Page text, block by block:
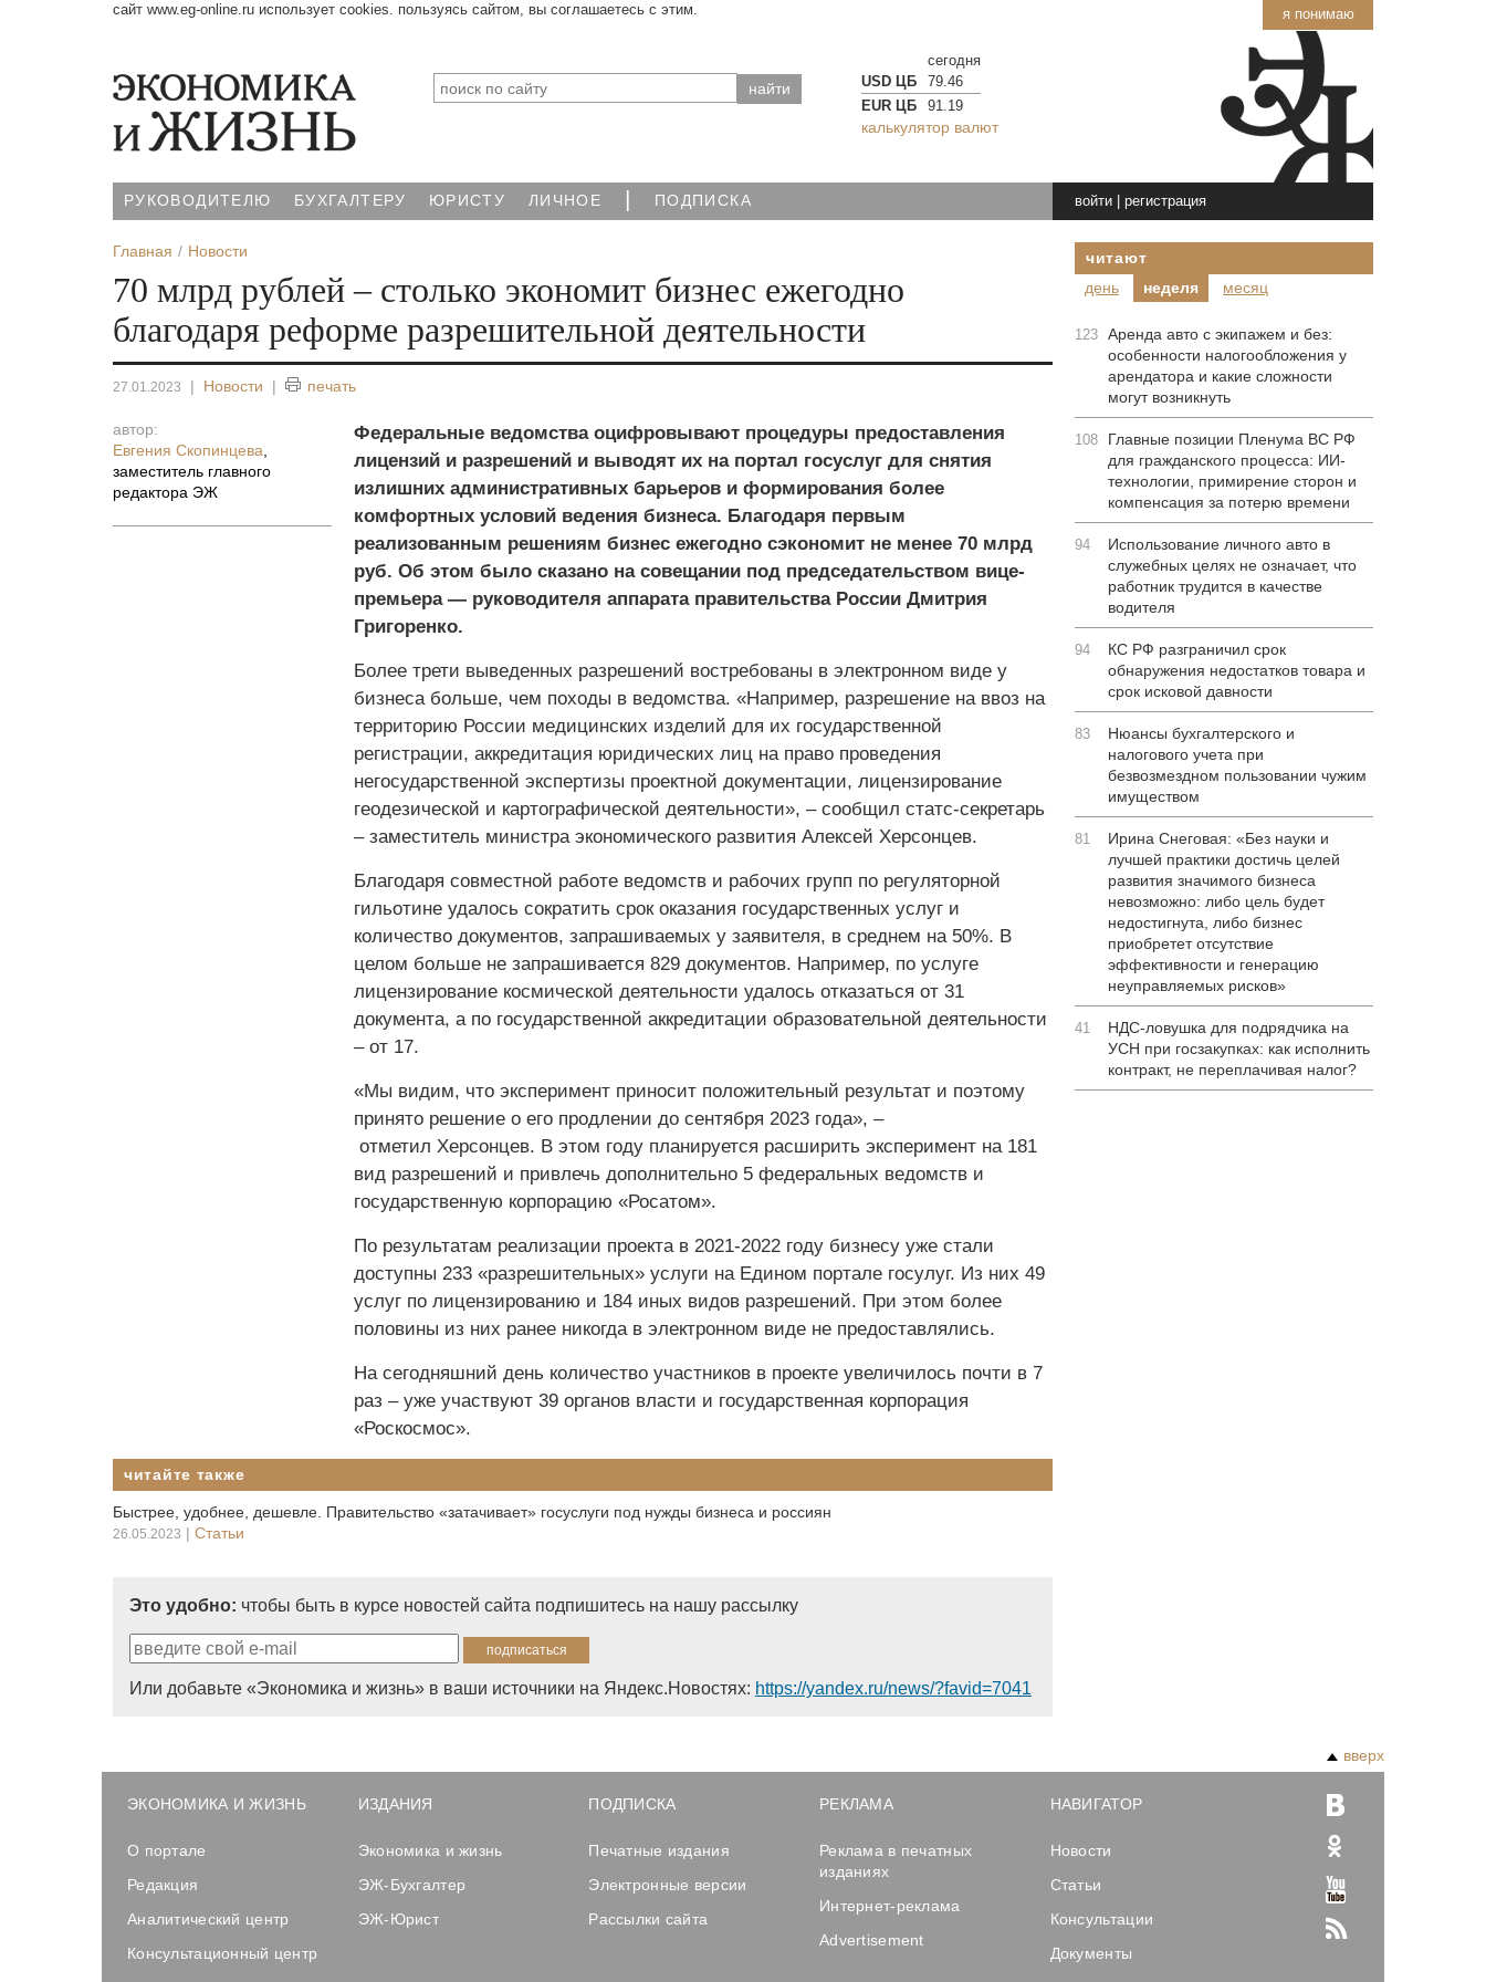
я понимаю
сайт www.eg-online.ru использует cookies. пользуясь сайтом, вы соглашаетесь с этим.
сегодня
USD ЦБ
79.46
EUR ЦБ
91.19
калькулятор валют
РУКОВОДИТЕЛЮ БУХГАЛТЕРУ ЮРИСТУ ЛИЧНОЕ | ПОДПИСКА войти| регистрация
Главная Новости
70 млрд рублей – столько экономит бизнес ежегодно
благодаря реформе разрешительной деятельности
27.01.2023 | Новости | печать
автор:
Евгения Скопинцева
заместитель главного
редактора ЭЖ
Федеральные ведомства оцифровывают процедуры предоставления
лицензий и разрешений и выводят их на портал госуслуг для снятия
излишних административных барьеров и формирования более
комфортных условий ведения бизнеса. Благодаря первым
реализованным решениям бизнес ежегодно сэкономит не менее 70 млрд
руб. Об этом было сказано на совещании под председательством вице-
премьера — руководителя аппарата правительства России Дмитрия
Григоренко.
Более трети выведенных разрешений востребованы в электронном виде у
бизнеса больше, чем походы в ведомства. «Например, разрешение на ввоз на
территорию России медицинских изделий для их государственной
регистрации, аккредитация юридических лиц на право проведения
негосударственной экспертизы проектной документации, лицензирование
геодезической и картографической деятельности», – сообщил статс-секретарь
– заместитель министра экономического развития Алексей Херсонцев.
Благодаря совместной работе ведомств и рабочих групп по регуляторной
гильотине удалось сократить срок оказания государственных услуг и
количество документов, запрашиваемых у заявителя, в среднем на 50%. В
целом больше не запрашивается 829 документов. Например, по услуге
лицензирование космической деятельности удалось отказаться от 31
документа, а по государственной аккредитации образовательной деятельности
– от 17.
«Мы видим, что эксперимент приносит положительный результат и поэтому
принято решение о его продлении до сентября 2023 года», –
отметил Херсонцев. В этом году планируется расширить эксперимент на 181
вид разрешений и привлечь дополнительно 5 федеральных ведомств и
государственную корпорацию «Росатом».
По результатам реализации проекта в 2021-2022 году бизнесу уже стали
доступны 233 «разрешительных» услуги на Едином портале госулуг. Из них 49
услуг по лицензированию и 184 иных видов разрешений. При этом более
половины из них ранее никогда в электронном виде не предоставлялись.
На сегодняшний день количество участников в проекте увеличилось почти в 7
раз – уже участвуют 39 органов власти и государственная корпорация
«Роскосмос».
читайте также
Быстрее, удобнее, дешевле. Правительство «затачивает» госуслуги под нужды бизнеса и россиян
26.05.2023 | Статьи
Это удобно: чтобы быть в курсе новостей сайта подпишитесь на нашу рассылку
Или добавьте «Экономика и жизнь» в ваши источники на Яндекс.Новостях: https://yandex.ru/news/?favid=7041
читают
день
неделя месяц
123 Аренда авто с экипажем и без:
особенности налогообложения у
арендатора и какие сложности
могут возникнуть
108
Главные позиции Пленума ВС РФ
для гражданского процесса: ИИ-
технологии, примирение сторон и
компенсация за потерю времени
94
Использование личного авто в
служебных целях не означает, что
работник трудится в качестве
водителя
94
КС РФ разграничил срок
обнаружения недостатков товара и
срок исковой давности
83
Нюансы бухгалтерского и
налогового учета при
безвозмездном пользовании чужим
имуществом
81
Ирина Снеговая: «Без науки и
лучшей практики достичь целей
развития значимого бизнеса
невозможно: либо цель будет
недостигнута, либо бизнес
приобретет отсутствие
эффективности и генерацию
неуправляемых рисков»
41
НДС-ловушка для подрядчика на
УСН при госзакупках: как исполнить
контракт, не переплачивая налог?
вверх
ЭКОНОМИКА И ЖИЗНЬ
О портале
Редакция
Аналитический центр
Консультационный центр
ИЗДАНИЯ
Экономика и жизнь
ЭЖ-Бухгалтер
ЭЖ-Юрист
ПОДПИСКА
Печатные издания
Электронные версии
Рассылки сайта
РЕКЛАМА
Реклама в печатных
изданиях
Интернет-реклама
Advertisement
НАВИГАТОР
Новости
Статьи
Консультации
Документы